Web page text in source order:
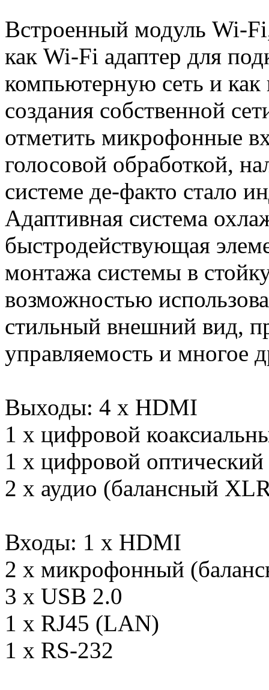
Встроенный модуль Wi-
как Wi-Fi адаптер для
компьютерную сеть и как
создания собственной
отметить микрофонные
голосовой обработкой,
системе де-факто стало
Адаптивная система
быстродействующая
монтажа системы в
возможностью
стильный внешний вид,
управляемость и многое
Выходы: 4 x HDMI
1 x цифровой
1 х цифровой оптический
2 х аудио (балансный
Входы: 1 х HDMI
2 х микрофонный
3 x USB 2.0
1 x RJ45 (LAN)
1 x RS-232